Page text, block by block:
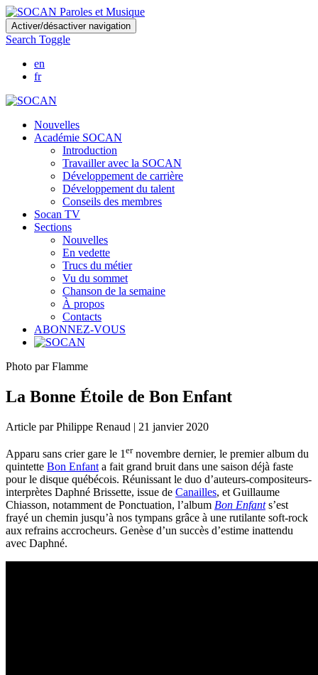
Skip
to
main
content
Activer/désactiver navigation
Search Toggle
en
fr
Nouvelles
Académie SOCAN
Introduction
Travailler avec la SOCAN
Développement de carrière
Développement du talent
Conseils des membres
Socan TV
Sections
Nouvelles
En vedette
Trucs du métier
Vu du sommet
Chanson de la semaine
À propos
Contacts
ABONNEZ-VOUS
Photo par Flamme
La Bonne Étoile de Bon Enfant
Article par Philippe Renaud | 21 janvier 2020
Apparu sans crier gare le 1 ernovembre dernier, le premier album du
quintette Bon Enfant a fait grand bruit dans une saison déjà faste
pour le disque québécois. Réunissant le duo d’auteurs-compositeurs-
interprètes Daphné Brissette, issue de Canailles, et Guillaume
Chiasson, notamment de Ponctuation, l’album Bon Enfants’est
frayé un chemin jusqu’à nos tympans grâce à une rutilante soft-rock
aux refrains accrocheurs. Genèse d’un succès d’estime inattendu
avec Daphné.